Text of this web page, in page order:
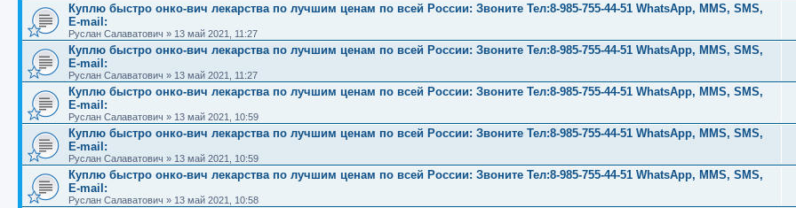
Куплю быстро онко-вич лекарства по лучшим ценам по всей России: Звоните Тел:‪8-985-755-44-51 WhatsApp, MMS, SMS,
E-mail:
Руслан Салаватович » 13 май 2021, 11:27
Куплю быстро онко-вич лекарства по лучшим ценам по всей России: Звоните Тел:‪8-985-755-44-51 WhatsApp, MMS, SMS,
E-mail:
Руслан Салаватович » 13 май 2021, 11:27
Куплю быстро онко-вич лекарства по лучшим ценам по всей России: Звоните Тел:‪8-985-755-44-51 WhatsApp, MMS, SMS,
E-mail:
Руслан Салаватович » 13 май 2021, 10:59
Куплю быстро онко-вич лекарства по лучшим ценам по всей России: Звоните Тел:‪8-985-755-44-51 WhatsApp, MMS, SMS,
E-mail:
Руслан Салаватович » 13 май 2021, 10:59
Куплю быстро онко-вич лекарства по лучшим ценам по всей России: Звоните Тел:‪8-985-755-44-51 WhatsApp, MMS, SMS,
E-mail:
Руслан Салаватович » 13 май 2021, 10:58